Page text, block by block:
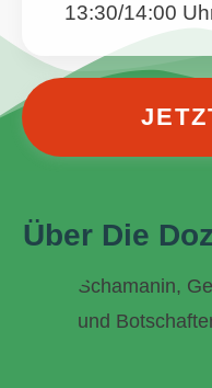
13:30/14:00
Über Die